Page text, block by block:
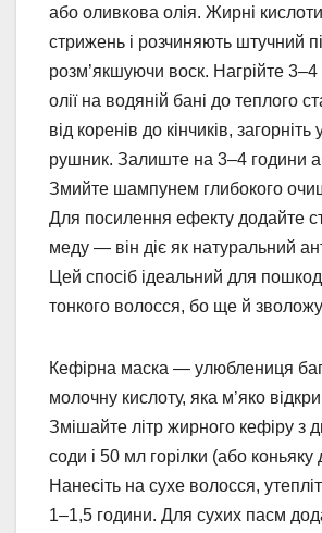
або оливкова олія. Жирні
стрижень і розчиняють штучний
розм’якшуючи воск. Нагрійте 3–4
олії на водяній бані до теплого
від коренів до кінчиків, загорніть
рушник. Залиште на 3–4 години
Змийте шампунем глибокого
Для посилення ефекту додайте
меду — він діє як натуральний
Цей спосіб ідеальний для
тонкого волосся, бо ще й
Кефірна маска — улюблениця
молочну кислоту, яка м’яко
Змішайте літр жирного кефіру з
соди і 50 мл горілки (або
Нанесіть на сухе волосся,
1–1,5 години. Для сухих пасм